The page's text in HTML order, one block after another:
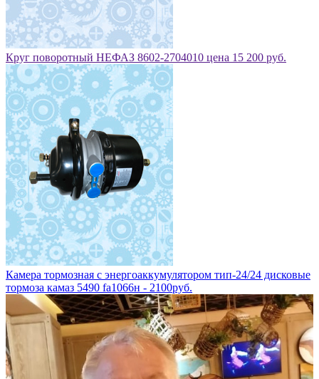
Круг поворотный НЕФАЗ 8602-2704010 цена 15 200 руб.
Камера тормозная с энергоаккумулятором тип-24/24 дисковые
тормоза камаз 5490 fa1066н - 2100руб.